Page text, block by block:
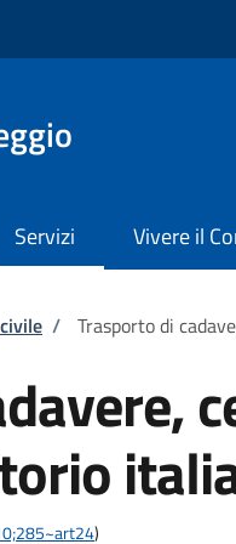
Servizi Vivere il
/ Trasporto di
)